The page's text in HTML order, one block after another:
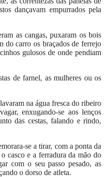
dançavam empurrados pela
as cangas, puxaram os bois
do carro os braçados de ferrejo
gulosos de onde pendiam
de farnel, as mulheres ou os
na água fresca do ribeiro
enxugando-se aos lenços
das cestas, falando e rindo,
se a tirar, com a ponta da
casco e a ferradura da mão do
com o seu passo pesado, as
o dorso de atleta.